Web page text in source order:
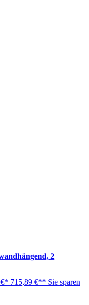
2
715,89 €** Sie sparen